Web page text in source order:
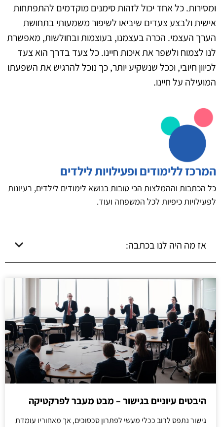
ומסירות. כל אחד יכול לזהות סימנים מוקדמים להתפתחות
אישית ולבצע צעדים שיביאו לשיפור משמעותי בתחושת
הערך העצמי. הכרה בעצמנו, בעוצמות ובחולשות, מאפשרת
לנו לצמוח ולשפר את איכות חיינו. כל צעד בדרך הוא צעד
לכיוון חיובי, וככל שנשקיע יותר, כך נוכל להרגיש את השפעתו
המועילה על חיינו.
המרכז ללימודים ופעילויות לילדים
כל הכתבות וההמלצות הכי טובות בנושא לימודים לילדים, רעיונות
לפעילויות כיפיות לכל המשפחה ועוד.
אז מה היה לנו בכתבה:
היבטים עיוניים בגישור – מבט מעבר לפרקטיקה
גישור נתפס לרוב ככלי מעשי לפתרון סכסוכים, אך מאחוריו עומדת